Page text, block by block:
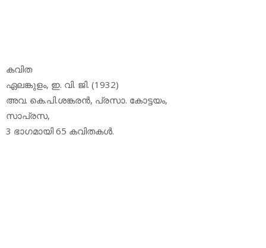
കവിത
ഏലങ്കുളം, ഇ. വി. ജി. (1932)
അവ. കെ.പി.ശങ്കരന്‍, പ്രസാ. കോട്ടയം,
സാപ്രസ,
3 ഭാഗമായി 65 കവിതകള്‍.